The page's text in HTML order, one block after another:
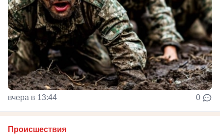
вчера в 13:44 0
Происшествия